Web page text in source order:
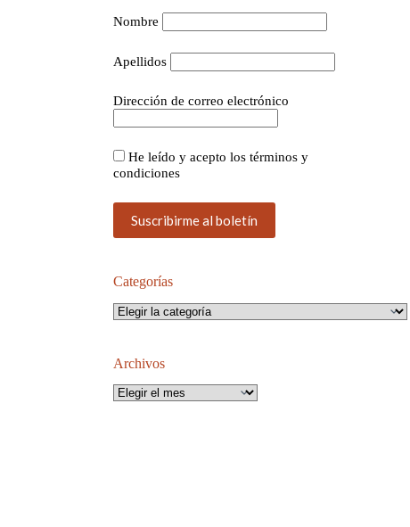
Nombre
Apellidos
Dirección de correo electrónico
He leído y acepto los términos y
condiciones
Categorías
Categorías
Archivos
Archivos